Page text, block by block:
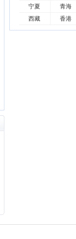
宁夏
青海
西藏
香港